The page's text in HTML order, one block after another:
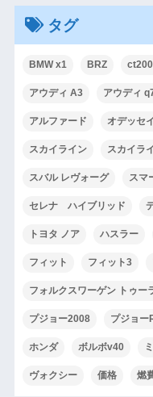
タグ
BMW x1 BRZ
アウディ A3 アウディ
アルファード オデッセ
スカイライン スカイラ
スバル レヴォーグ スマ
セレナ ハイブリッド
トヨタ ノア ハスラー
フィット フィット3
フォルクスワーゲン トゥー
プジョー2008 プジョー
ホンダ ボルボv40
ヴォクシー 価格 燃